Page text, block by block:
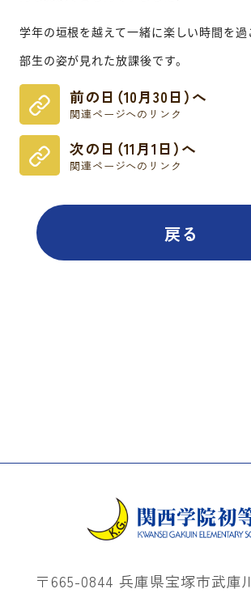
学年の垣根を越えて一緒に楽しい時間を
部生の姿が見れた放課後です。
前の日（10月30日）へ
関連ページへのリンク
次の日（11月1日）へ
関連ページへのリンク
戻る
〒665-0844 兵庫県宝塚市武庫